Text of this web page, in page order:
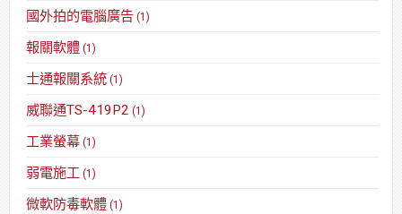
國外拍的電腦廣告 (1)
報關軟體 (1)
士通報關系統 (1)
威聯通TS-419P2 (1)
工業螢幕 (1)
弱電施工 (1)
微軟防毒軟體 (1)